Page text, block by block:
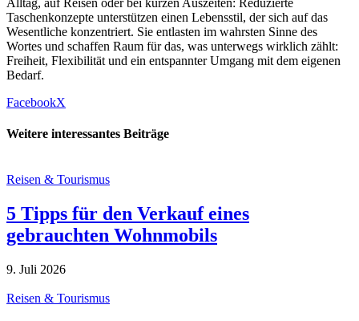
Taschenkonzepte unterstützen einen Lebensstil, der sich auf das
Wesentliche konzentriert. Sie entlasten im wahrsten Sinne des
Wortes und schaffen Raum für das, was unterwegs wirklich zählt:
Freiheit, Flexibilität und ein entspannter Umgang mit dem eigenen
Bedarf.
FacebookX
Weitere interessantes Beiträge
Reisen & Tourismus
5 Tipps für den Verkauf eines
gebrauchten Wohnmobils
9. Juli 2026
Reisen & Tourismus